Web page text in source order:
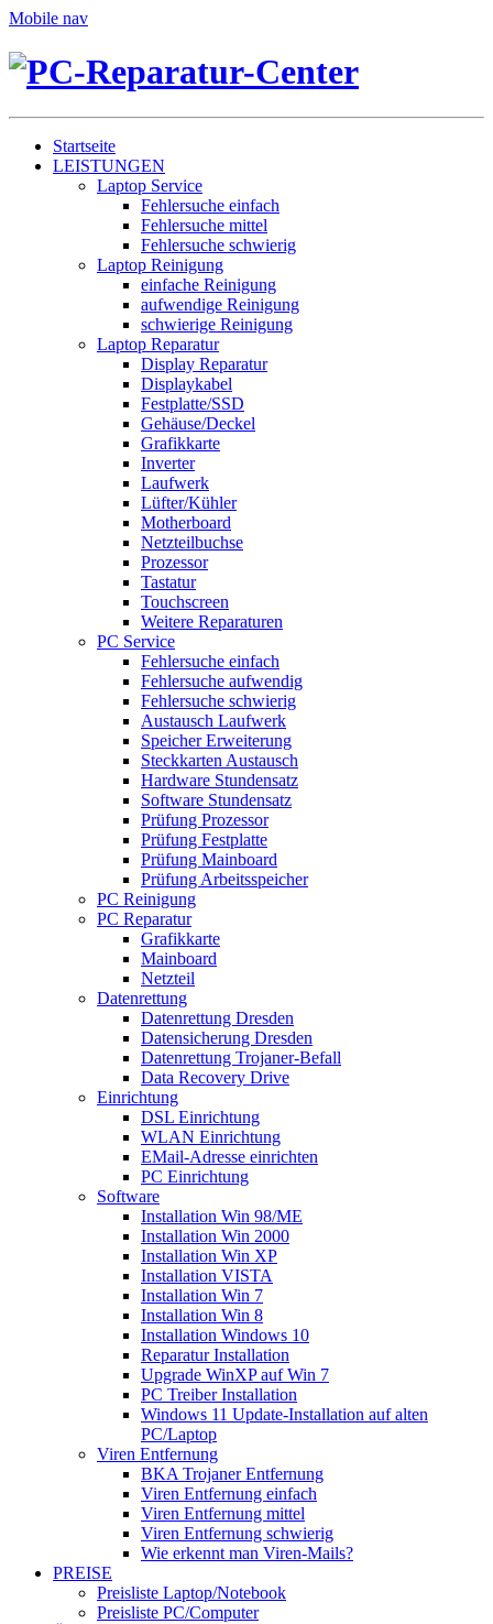
Mobile nav
Startseite
LEISTUNGEN
Laptop Service
Fehlersuche einfach
Fehlersuche mittel
Fehlersuche schwierig
Laptop Reinigung
einfache Reinigung
aufwendige Reinigung
schwierige Reinigung
Laptop Reparatur
Display Reparatur
Displaykabel
Festplatte/SSD
Gehäuse/Deckel
Grafikkarte
Inverter
Laufwerk
Lüfter/Kühler
Motherboard
Netzteilbuchse
Prozessor
Tastatur
Touchscreen
Weitere Reparaturen
PC Service
Fehlersuche einfach
Fehlersuche aufwendig
Fehlersuche schwierig
Austausch Laufwerk
Speicher Erweiterung
Steckkarten Austausch
Hardware Stundensatz
Software Stundensatz
Prüfung Prozessor
Prüfung Festplatte
Prüfung Mainboard
Prüfung Arbeitsspeicher
PC Reinigung
PC Reparatur
Grafikkarte
Mainboard
Netzteil
Datenrettung
Datenrettung Dresden
Datensicherung Dresden
Datenrettung Trojaner-Befall
Data Recovery Drive
Einrichtung
DSL Einrichtung
WLAN Einrichtung
EMail-Adresse einrichten
PC Einrichtung
Software
Installation Win 98/ME
Installation Win 2000
Installation Win XP
Installation VISTA
Installation Win 7
Installation Win 8
Installation Windows 10
Reparatur Installation
Upgrade WinXP auf Win 7
PC Treiber Installation
Windows 11 Update-Installation auf alten
PC/Laptop
Viren Entfernung
BKA Trojaner Entfernung
Viren Entfernung einfach
Viren Entfernung mittel
Viren Entfernung schwierig
Wie erkennt man Viren-Mails?
PREISE
Preisliste Laptop/Notebook
Preisliste PC/Computer